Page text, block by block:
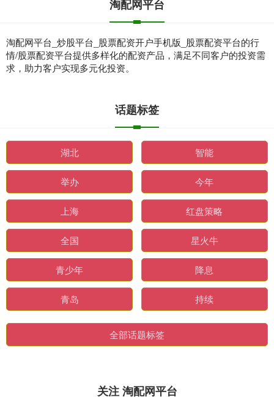
淘配网平台
淘配网平台_炒股平台_股票配资开户手机版_股票配资平台的行
情/股票配资平台提供多样化的配资产品，满足不同客户的投资需
求，助力客户实现多元化投资。
话题标签
湖北 智能
举办 今年
上海 红盘策略
全国 星火牛
青少年 降息
青岛 持续
全部话题标签
关注 淘配网平台